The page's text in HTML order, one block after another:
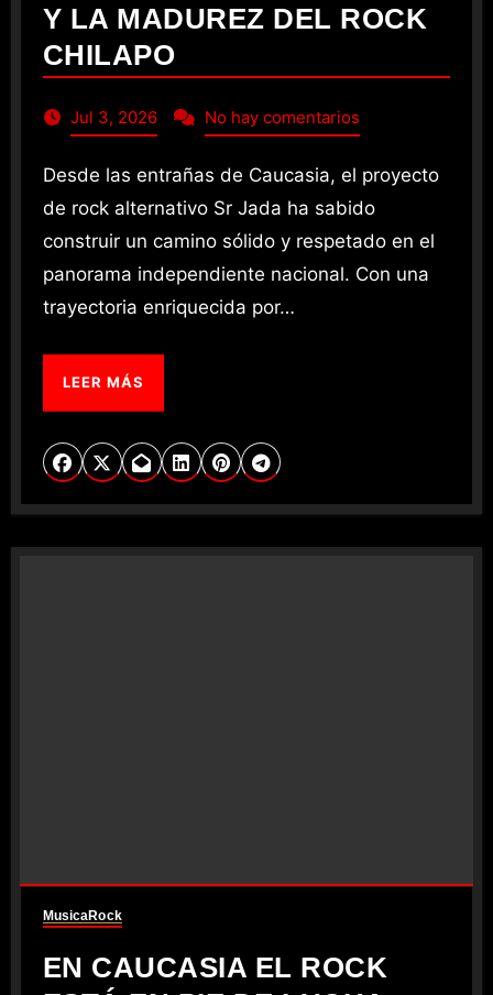
Y LA MADUREZ DEL ROCK
CHILAPO
Jul 3, 2026 No hay comentarios
Desde las entrañas de Caucasia, el proyecto
de rock alternativo Sr Jada ha sabido
construir un camino sólido y respetado en el
panorama independiente nacional. Con una
trayectoria enriquecida por…
LEER MÁS
MusicaRock
EN CAUCASIA EL ROCK